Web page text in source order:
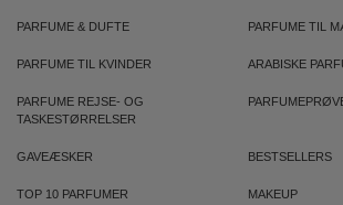
PARFUME & DUFTE PARFUME TIL
PARFUME TIL KVINDER ARABISKE
PARFUME REJSE- OG
TASKESTØRRELSER
GAVEÆSKER BESTSELLERS
TOP 10 PARFUMER MAKEUP